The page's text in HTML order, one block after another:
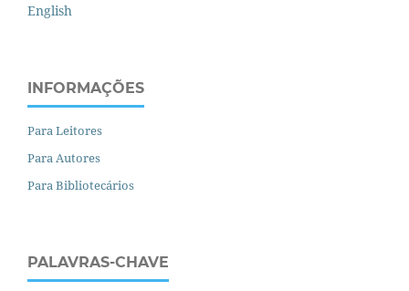
English
INFORMAÇÕES
Para Leitores
Para Autores
Para Bibliotecários
PALAVRAS-CHAVE